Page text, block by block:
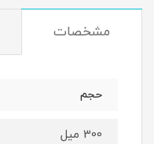
مشخصات
حجم
300 میل